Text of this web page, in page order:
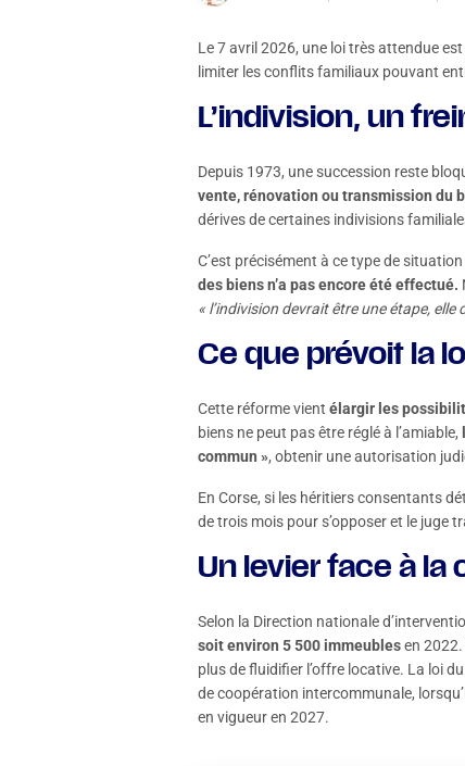
Le 7 avril 2026, une loi très attendue
limiter les conflits familiaux pouvant
L’indivision, un
Depuis 1973, une succession reste
vente, rénovation ou transmission du
dérives de certaines indivisions
C’est précisément à ce type de
des biens n’a pas encore été effectué.
« l’indivision devrait être une étape,
Ce que prévoit la
Cette réforme vient élargir les
biens ne peut pas être réglé à l’amiable,
commun », obtenir une autorisation
En Corse, si les héritiers consentants
de trois mois pour s’opposer et le juge
Un levier face à la
Selon la Direction nationale
soit environ 5 500 immeublesen 2022.
plus de fluidifier l’offre locative. La loi
de coopération intercommunale,
en vigueur en 2027.